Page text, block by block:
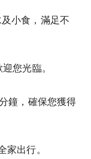
小食，滿足不
您光臨。
鐘，確保您獲得
出行。